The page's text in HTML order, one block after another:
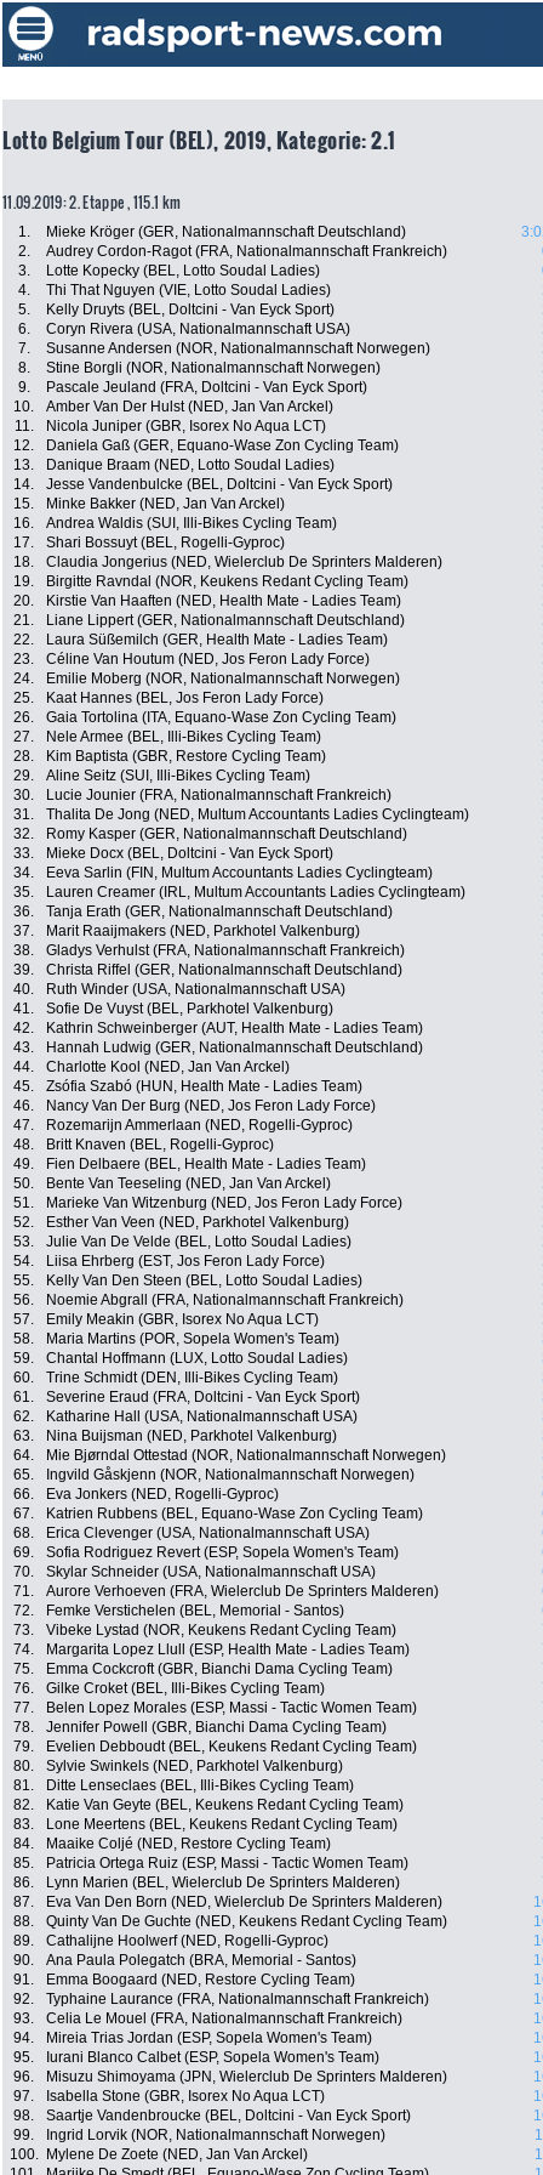
Lotto Belgium Tour (BEL), 2019, Kategorie: 2.1
11.09.2019: 2. Etappe , 115.1 km
1. Mieke Kröger (GER, Nationalmannschaft Deutschland)
2.
Audrey Cordon-Ragot (FRA, Nationalmannschaft Frankreich)
3.
Lotte Kopecky (BEL, Lotto Soudal Ladies)
4.
Thi That Nguyen (VIE, Lotto Soudal Ladies)
5.
Kelly Druyts (BEL, Doltcini - Van Eyck Sport)
6.
Coryn Rivera (USA, Nationalmannschaft USA)
7.
Susanne Andersen (NOR, Nationalmannschaft Norwegen)
8.
Stine Borgli (NOR, Nationalmannschaft Norwegen)
9.
Pascale Jeuland (FRA, Doltcini - Van Eyck Sport)
10.
Amber Van Der Hulst (NED, Jan Van Arckel)
11.
Nicola Juniper (GBR, Isorex No Aqua LCT)
12.
Daniela Gaß (GER, Equano-Wase Zon Cycling Team)
13.
Danique Braam (NED, Lotto Soudal Ladies)
14.
Jesse Vandenbulcke (BEL, Doltcini - Van Eyck Sport)
15.
Minke Bakker (NED, Jan Van Arckel)
16.
Andrea Waldis (SUI, Illi-Bikes Cycling Team)
17.
Shari Bossuyt (BEL, Rogelli-Gyproc)
18.
Claudia Jongerius (NED, Wielerclub De Sprinters Malderen)
19.
Birgitte Ravndal (NOR, Keukens Redant Cycling Team)
20.
Kirstie Van Haaften (NED, Health Mate - Ladies Team)
21.
Liane Lippert (GER, Nationalmannschaft Deutschland)
22.
Laura Süßemilch (GER, Health Mate - Ladies Team)
23.
Céline Van Houtum (NED, Jos Feron Lady Force)
24.
Emilie Moberg (NOR, Nationalmannschaft Norwegen)
25.
Kaat Hannes (BEL, Jos Feron Lady Force)
26.
Gaia Tortolina (ITA, Equano-Wase Zon Cycling Team)
27.
Nele Armee (BEL, Illi-Bikes Cycling Team)
28.
Kim Baptista (GBR, Restore Cycling Team)
29.
Aline Seitz (SUI, Illi-Bikes Cycling Team)
30.
Lucie Jounier (FRA, Nationalmannschaft Frankreich)
31.
Thalita De Jong (NED, Multum Accountants Ladies Cyclingteam)
32.
Romy Kasper (GER, Nationalmannschaft Deutschland)
33.
Mieke Docx (BEL, Doltcini - Van Eyck Sport)
34.
Eeva Sarlin (FIN, Multum Accountants Ladies Cyclingteam)
35.
Lauren Creamer (IRL, Multum Accountants Ladies Cyclingteam)
36.
Tanja Erath (GER, Nationalmannschaft Deutschland)
37.
Marit Raaijmakers (NED, Parkhotel Valkenburg)
38.
Gladys Verhulst (FRA, Nationalmannschaft Frankreich)
39.
Christa Riffel (GER, Nationalmannschaft Deutschland)
40.
Ruth Winder (USA, Nationalmannschaft USA)
41.
Sofie De Vuyst (BEL, Parkhotel Valkenburg)
42.
Kathrin Schweinberger (AUT, Health Mate - Ladies Team)
43.
Hannah Ludwig (GER, Nationalmannschaft Deutschland)
44.
Charlotte Kool (NED, Jan Van Arckel)
45.
Zsófia Szabó (HUN, Health Mate - Ladies Team)
46.
Nancy Van Der Burg (NED, Jos Feron Lady Force)
47.
Rozemarijn Ammerlaan (NED, Rogelli-Gyproc)
48.
Britt Knaven (BEL, Rogelli-Gyproc)
49.
Fien Delbaere (BEL, Health Mate - Ladies Team)
50.
Bente Van Teeseling (NED, Jan Van Arckel)
51.
Marieke Van Witzenburg (NED, Jos Feron Lady Force)
52.
Esther Van Veen (NED, Parkhotel Valkenburg)
53.
Julie Van De Velde (BEL, Lotto Soudal Ladies)
54.
Liisa Ehrberg (EST, Jos Feron Lady Force)
55.
Kelly Van Den Steen (BEL, Lotto Soudal Ladies)
56.
Noemie Abgrall (FRA, Nationalmannschaft Frankreich)
57.
Emily Meakin (GBR, Isorex No Aqua LCT)
58.
Maria Martins (POR, Sopela Women's Team)
59.
Chantal Hoffmann (LUX, Lotto Soudal Ladies)
60.
Trine Schmidt (DEN, Illi-Bikes Cycling Team)
61.
Severine Eraud (FRA, Doltcini - Van Eyck Sport)
62.
Katharine Hall (USA, Nationalmannschaft USA)
63.
Nina Buijsman (NED, Parkhotel Valkenburg)
64.
Mie Bjørndal Ottestad (NOR, Nationalmannschaft Norwegen)
65.
Ingvild Gåskjenn (NOR, Nationalmannschaft Norwegen)
66.
Eva Jonkers (NED, Rogelli-Gyproc)
67.
Katrien Rubbens (BEL, Equano-Wase Zon Cycling Team)
68.
Erica Clevenger (USA, Nationalmannschaft USA)
69.
Sofia Rodriguez Revert (ESP, Sopela Women's Team)
70.
Skylar Schneider (USA, Nationalmannschaft USA)
71.
Aurore Verhoeven (FRA, Wielerclub De Sprinters Malderen)
72.
Femke Verstichelen (BEL, Memorial - Santos)
73.
Vibeke Lystad (NOR, Keukens Redant Cycling Team)
74.
Margarita Lopez Llull (ESP, Health Mate - Ladies Team)
75.
Emma Cockcroft (GBR, Bianchi Dama Cycling Team)
76.
Gilke Croket (BEL, Illi-Bikes Cycling Team)
77.
Belen Lopez Morales (ESP, Massi - Tactic Women Team)
78.
Jennifer Powell (GBR, Bianchi Dama Cycling Team)
79.
Evelien Debboudt (BEL, Keukens Redant Cycling Team)
80.
Sylvie Swinkels (NED, Parkhotel Valkenburg)
81.
Ditte Lenseclaes (BEL, Illi-Bikes Cycling Team)
82.
Katie Van Geyte (BEL, Keukens Redant Cycling Team)
83.
Lone Meertens (BEL, Keukens Redant Cycling Team)
84.
Maaike Coljé (NED, Restore Cycling Team)
85.
Patricia Ortega Ruiz (ESP, Massi - Tactic Women Team)
86.
Lynn Marien (BEL, Wielerclub De Sprinters Malderen)
87.
Eva Van Den Born (NED, Wielerclub De Sprinters Malderen)
88.
Quinty Van De Guchte (NED, Keukens Redant Cycling Team)
89.
Cathalijne Hoolwerf (NED, Rogelli-Gyproc)
90.
Ana Paula Polegatch (BRA, Memorial - Santos)
91.
Emma Boogaard (NED, Restore Cycling Team)
92.
Typhaine Laurance (FRA, Nationalmannschaft Frankreich)
93.
Celia Le Mouel (FRA, Nationalmannschaft Frankreich)
94.
Mireia Trias Jordan (ESP, Sopela Women's Team)
95.
Iurani Blanco Calbet (ESP, Sopela Women's Team)
96.
Misuzu Shimoyama (JPN, Wielerclub De Sprinters Malderen)
97.
Isabella Stone (GBR, Isorex No Aqua LCT)
98.
Saartje Vandenbroucke (BEL, Doltcini - Van Eyck Sport)
99.
Ingrid Lorvik (NOR, Nationalmannschaft Norwegen)
100.
Mylene De Zoete (NED, Jan Van Arckel)